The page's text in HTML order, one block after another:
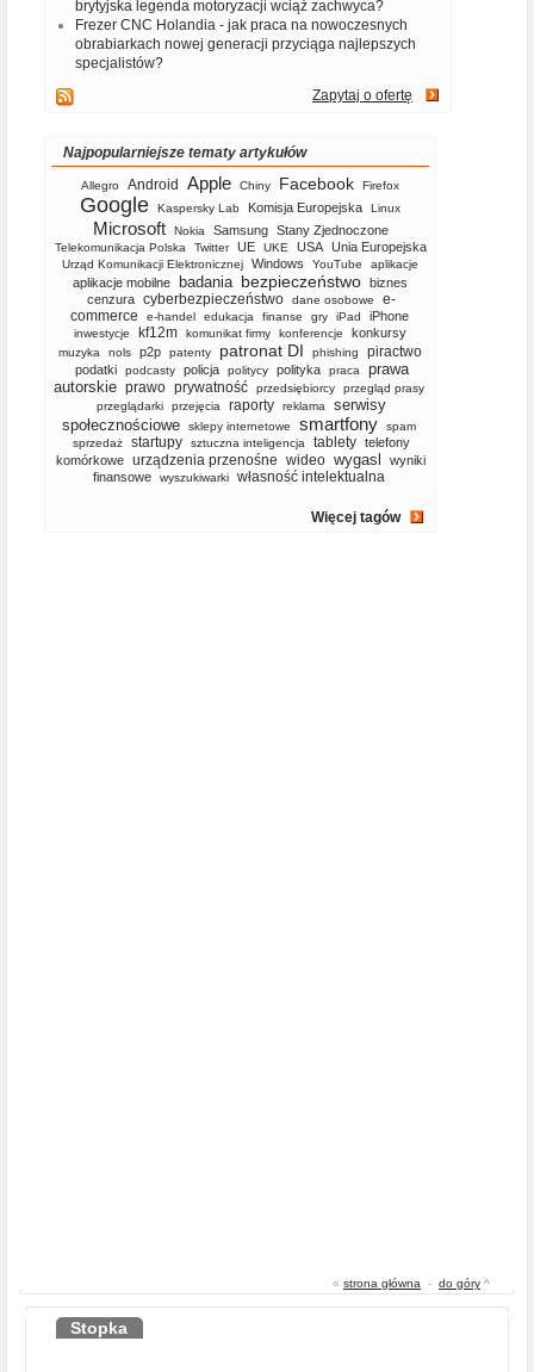
brytyjska legenda motoryzacji wciąż zachwyca?
Frezer CNC Holandia - jak praca na nowoczesnych
obrabiarkach nowej generacji przyciąga najlepszych
specjalistów?
Zapytaj o ofertę
Najpopularniejsze tematy artykułów
Allegro Android Apple Chiny Facebook Firefox
Google Kaspersky Lab Komisja Europejska Linux
Microsoft Nokia Samsung Stany Zjednoczone
Telekomunikacja Polska Twitter UE UKE USA Unia Europejska
Urząd Komunikacji Elektronicznej Windows YouTube aplikacje
aplikacje mobilne badania bezpieczeństwo biznes
cenzura cyberbezpieczeństwo dane osobowe
e-
commerce
e-handel edukacja finanse gry iPad iPhone
inwestycje kf12m komunikat firmy konferencje konkursy
muzyka nols p2p patenty patronat DI phishing piractwo
podatki podcasty policja politycy polityka praca
prawa
autorskie prawo prywatność przedsiębiorcy
przegląd prasy
przeglądarki
przejęcia raporty reklama
serwisy
społecznościowe
sklepy internetowe smartfony
spam
sprzedaż
startupy sztuczna inteligencja tablety telefony
komórkowe
urządzenia przenośne wideo wygasl
wyniki
finansowe
wyszukiwarki własność intelektualna
Więcej tagów
« strona główna - do góry ^
Stopka